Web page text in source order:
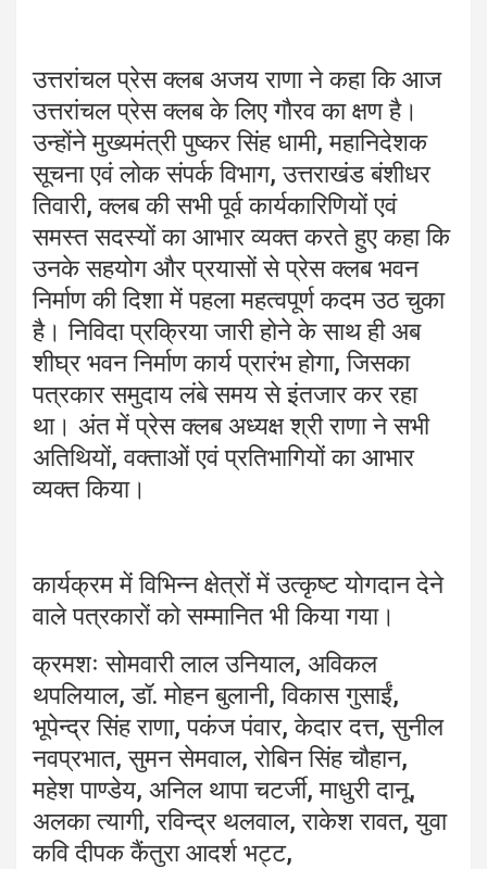
उत्तरांचल प्रेस क्लब अजय राणा ने कहा कि आज
उत्तरांचल प्रेस क्लब के लिए गौरव का क्षण है।
उन्होंने मुख्यमंत्री पुष्कर सिंह धामी, महानिदेशक
सूचना एवं लोक संपर्क विभाग, उत्तराखंड बंशीधर
तिवारी, क्लब की सभी पूर्व कार्यकारिणियों एवं
समस्त सदस्यों का आभार व्यक्त करते हुए कहा कि
उनके सहयोग और प्रयासों से प्रेस क्लब भवन
निर्माण की दिशा में पहला महत्वपूर्ण कदम उठ चुका
है। निविदा प्रक्रिया जारी होने के साथ ही अब
शीघ्र भवन निर्माण कार्य प्रारंभ होगा, जिसका
पत्रकार समुदाय लंबे समय से इंतजार कर रहा
था। अंत में प्रेस क्लब अध्यक्ष श्री राणा ने सभी
अतिथियों, वक्ताओं एवं प्रतिभागियों का आभार
व्यक्त किया।
कार्यक्रम में विभिन्न क्षेत्रों में उत्कृष्ट योगदान देने
वाले पत्रकारों को सम्मानित भी किया गया।
क्रमशः सोमवारी लाल उनियाल, अविकल
थपलियाल, डॉ. मोहन बुलानी, विकास गुसाईं,
भूपेन्द्र सिंह राणा, पकंज पंवार, केदार दत्त, सुनील
नवप्रभात, सुमन सेमवाल, रोबिन सिंह चौहान,
महेश पाण्डेय, अनिल थापा चटर्जी, माधुरी दानू,
अलका त्यागी, रविन्द्र थलवाल, राकेश रावत, युवा
कवि दीपक कैंतुरा आदर्श भट्ट,